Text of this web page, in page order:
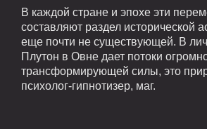
В каждой стране и эпохе эти
составляют раздел исторической
еще почти не существующей. В
Плутон в Овне дает потоки
трансформирующей силы, это
психолог-гипнотизер, маг.